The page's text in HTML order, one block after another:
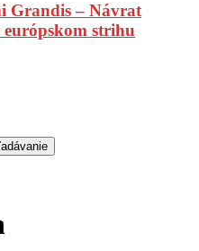
Grandis – Návrat
európskom strihu